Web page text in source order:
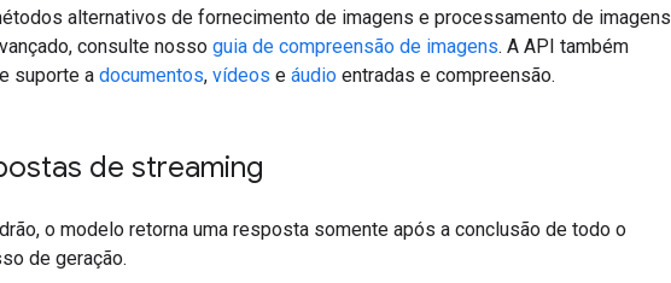
alternativos de fornecimento de imagens e processamento de imagens
consulte nosso guia de compreensão de imagens. A API também
suporte a documentos, vídeos e áudio entradas e compreensão.
de streaming
o modelo retorna uma resposta somente após a conclusão de todo o
de geração.